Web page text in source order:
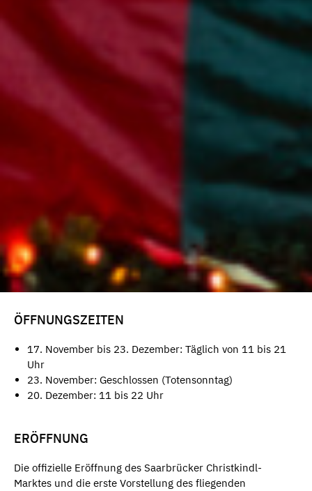
ÖFFNUNGSZEITEN
17. November bis 23. Dezember: Täglich von 11 bis 21
Uhr
23. November: Geschlossen (Totensonntag)
20. Dezember: 11 bis 22 Uhr
ERÖFFNUNG
Die offizielle Eröffnung des Saarbrücker Christkindl-
Marktes und die erste Vorstellung des fliegenden